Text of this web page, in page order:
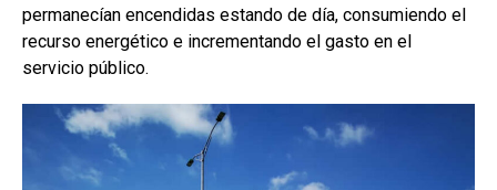
permanecían encendidas estando de día, consumiendo el
recurso energético e incrementando el gasto en el
servicio público.